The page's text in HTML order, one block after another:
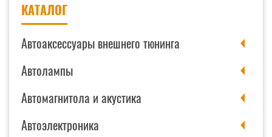
КАТАЛОГ
Автоаксессуары внешнего тюнинга
Автолампы
Автомагнитола и акустика
Автоэлектроника